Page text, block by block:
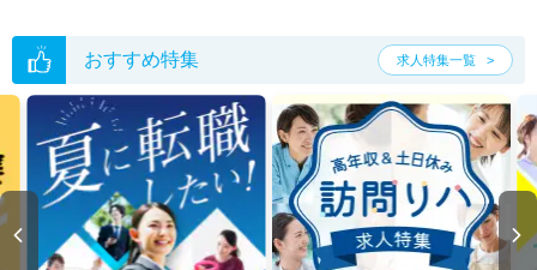
おすすめ特集 求人特集一覧